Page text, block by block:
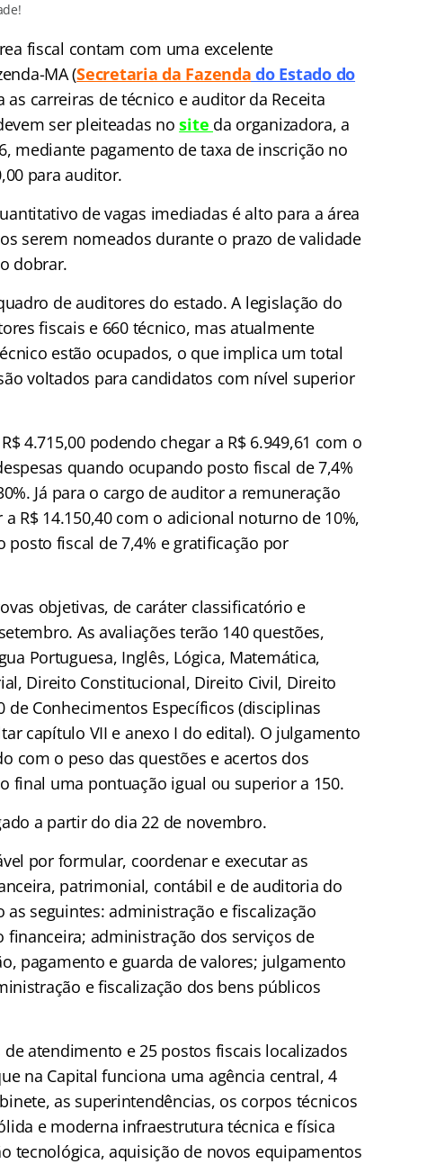
fiscal contam com uma excelente
MA(Secretaria da Fazenda do Estado do
as carreiras de técnico e auditor da Receita
ser pleiteadas nosite da organizadora, a
mediante pagamento de taxa de inscrição no
para auditor.
de vagas imediadas é alto para a área
serem nomeados durante o prazo de validade
dobrar.
de auditores do estado. A legislação do
fiscais e 660 técnico, mas atualmente
estão ocupados, o que implica um total
voltados para candidatos com nível superior
4.715,00 podendo chegar a R$ 6.949,61 com o
quando ocupando posto fiscal de 7,4%
Já para o cargo de auditor a remuneração
R$ 14.150,40 com o adicional noturno de 10%,
fiscal de 7,4% e gratificação por
objetivas, de caráter classificatório e
As avaliações terão 140 questões,
Portuguesa, Inglês, Lógica, Matemática,
Direito Constitucional, Direito Civil, Direito
de Conhecimentos Específicos (disciplinas
capítulo VII e anexo I do edital). O julgamento
com o peso das questões e acertos dos
final uma pontuação igual ou superior a 150.
a partir do dia 22 de novembro.
por formular, coordenar e executar as
patrimonial, contábil e de auditoria do
as seguintes: administração e fiscalização
administração dos serviços de
pagamento e guarda de valores; julgamento
e fiscalização dos bens públicos
de atendimento e 25 postos fiscais localizados
na Capital funciona uma agência central, 4
as superintendências, os corpos técnicos
e moderna infraestrutura técnica e física
tecnológica, aquisição de novos equipamentos